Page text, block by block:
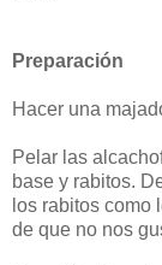
Preparación
Hacer una
Pelar las
base y rabitos.
los rabitos como
de que no nos